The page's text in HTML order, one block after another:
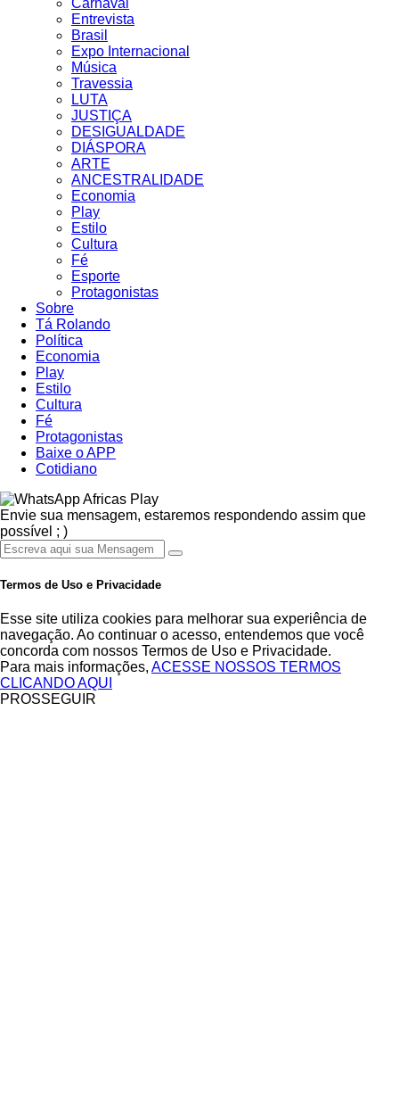
Entrevista
Brasil
Expo Internacional
Música
Travessia
LUTA
JUSTIÇA
DESIGUALDADE
DIÁSPORA
ARTE
ANCESTRALIDADE
Economia
Play
Estilo
Cultura
Fé
Esporte
Protagonistas
Sobre
Tá Rolando
Política
Economia
Play
Estilo
Cultura
Fé
Protagonistas
Baixe o APP
Cotidiano
Africas Play
Envie sua mensagem, estaremos respondendo assim que
possível ; )
Termos de Uso e Privacidade
Esse site utiliza cookies para melhorar sua experiência de
navegação. Ao continuar o acesso, entendemos que você
concorda com nossos Termos de Uso e Privacidade.
Para mais informações, ACESSE NOSSOS TERMOS
CLICANDO AQUI
PROSSEGUIR